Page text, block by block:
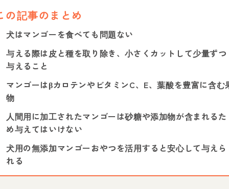
の記事のまとめ
犬はマンゴーを食べても問題ない
与える際は皮と種を取り除き、小さくカットして少量ずつ
与えること
マンゴーはβカロテンやビタミンC、E、葉酸を豊富に含む
物
人間用に加工されたマンゴーは砂糖や添加物が含まれるた
め与えてはいけない
犬用の無添加マンゴーおやつを活用すると安心して与えら
れる